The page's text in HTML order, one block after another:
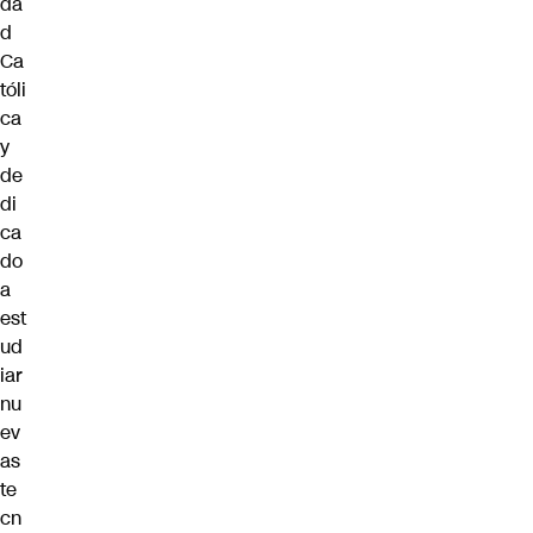
d
Ca
tóli
ca
y
de
di
ca
do
a
est
ud
iar
nu
ev
as
te
cn